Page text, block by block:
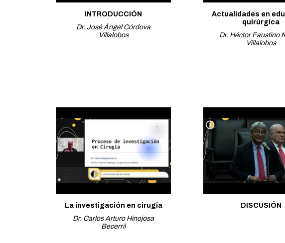
INTRODUCCIÓN
Dr. José Ángel Córdova
Villalobos
Actualidades en
quirúrgica
Dr. Héctor Faustino
Villalobos
La investigación en cirugia
Dr. Carlos Arturo Hinojosa
Becerril
DISCUSIÓN